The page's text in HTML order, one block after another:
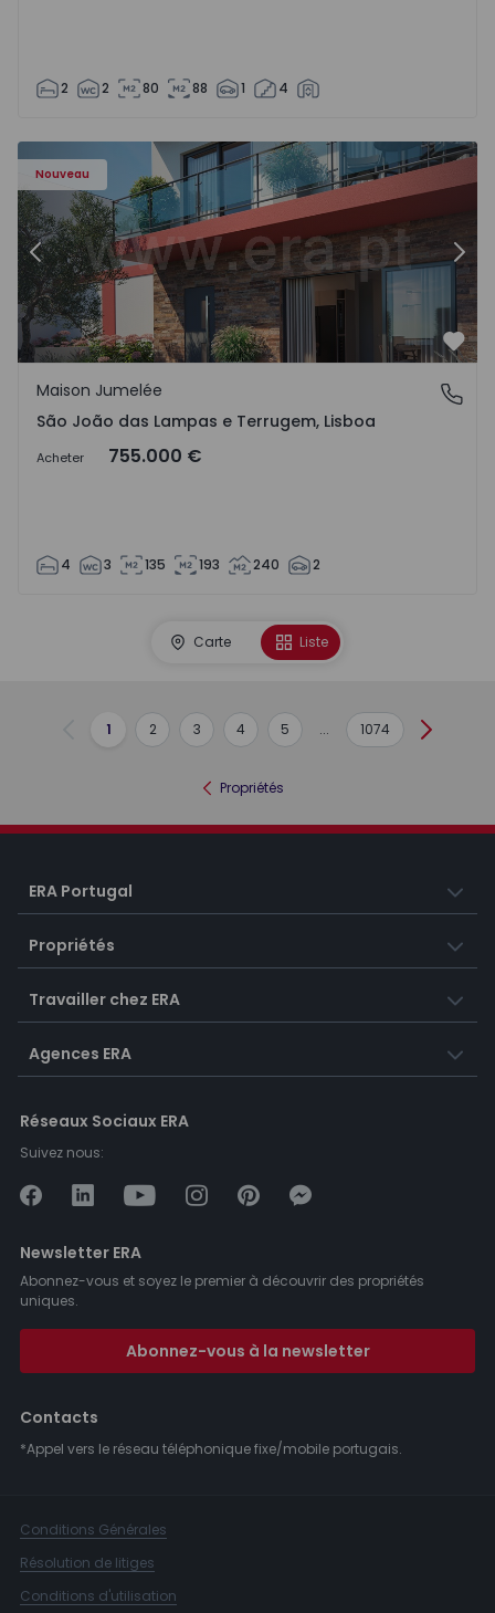
2 2 80 88 1 4
Nouveau
Précédent
São João das Lampas e Terrugem, Lisboa
Maison Jumelée
São João das Lampas e Terrugem, Lisboa
Acheter 755.000 €
4 3 135 193 240 2
Carte Liste
Précédent
1 2 3 4 5 ... 1074 Suivant
Propriétés
ERA Portugal
Propriétés
Travailler chez ERA
Agences ERA
Réseaux Sociaux ERA
Suivez nous:
Newsletter ERA
Abonnez-vous et soyez le premier à découvrir des propriétés
uniques.
Abonnez-vous à la newsletter
Contacts
*Appel vers le réseau téléphonique fixe/mobile portugais.
Conditions Générales
Résolution de litiges
Conditions d'utilisation